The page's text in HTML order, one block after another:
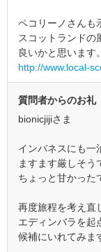
ペコリーノさんも
スコットランドの
良いかと思います。
http://www.local-
質問者からのお礼
bionicjijiさま
インバネスにも一
ますます厳しそう
ちょっと甘かった
再度旅程を考え直
エディンバラを起
候補にいれてみま